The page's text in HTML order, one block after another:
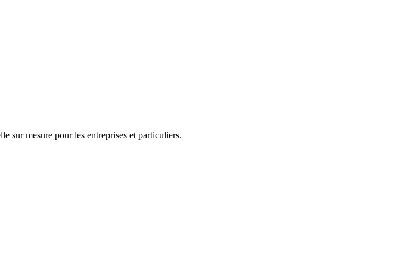
sur mesure pour les entreprises et particuliers.